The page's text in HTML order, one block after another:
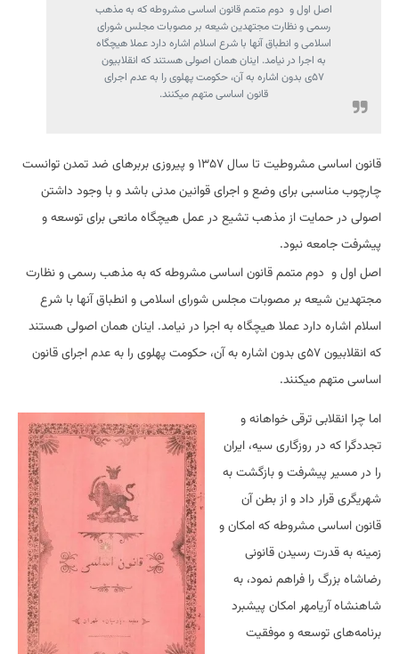
اصل اول و دوم متمم قانون اساسی مشروطه که به مذهب
رسمی و نظارت مجتهدین شیعه بر مصوبات مجلس شورای
اسلامی و انطباق آنها با شرع اسلام اشاره دارد عملا هیچگاه
به اجرا در نیامد. اینان همان اصولی هستند که انقلابیون
۵۷ی بدون اشاره به آن، حکومت پهلوی را به عدم اجرای
قانون اساسی متهم میکنند.
قانون اساسی مشروطیت تا سال ۱۳۵۷ و پیروزی بربرهای ضد تمدن توانست
چارچوب مناسبی برای وضع و اجرای قوانین مدنی باشد و با وجود داشتن
اصولی در حمایت از مذهب تشیع در عمل هیچگاه مانعی برای توسعه و
پیشرفت جامعه نبود.
اصل اول و دوم متمم قانون اساسی مشروطه که به مذهب رسمی و نظارت
مجتهدین شیعه بر مصوبات مجلس شورای اسلامی و انطباق آنها با شرع
اسلام اشاره دارد عملا هیچگاه به اجرا در نیامد. اینان همان اصولی هستند
که انقلابیون ۵۷ی بدون اشاره به آن، حکومت پهلوی را به عدم اجرای قانون
اساسی متهم میکنند.
اما چرا انقلابی ترقی خواهانه و
تجددگرا که در روزگاری سیه، ایران
را در مسیر پیشرفت و بازگشت به
شهریگری قرار داد و از بطن آن
قانون اساسی مشروطه که امکان و
زمینه به قدرت رسیدن قانونی
رضاشاه بزرگ را فراهم نمود، به
شاهنشاه آریامهر امکان پیشبرد
برنامه‌های توسعه و موفقیت